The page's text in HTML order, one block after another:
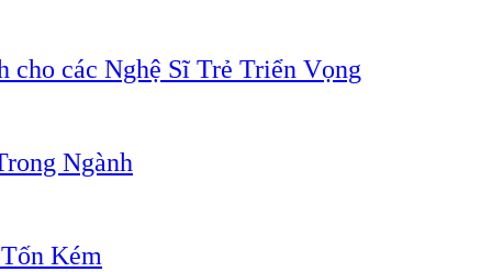
các Nghệ Sĩ Trẻ Triển Vọng
Ngành
Kém